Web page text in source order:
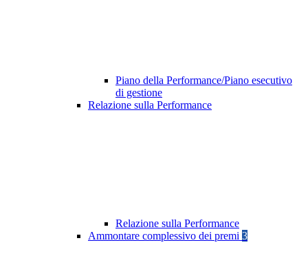
Piano della Performance/Piano esecutivo
di gestione
Relazione sulla Performance
Relazione sulla Performance
Ammontare complessivo dei premi 3